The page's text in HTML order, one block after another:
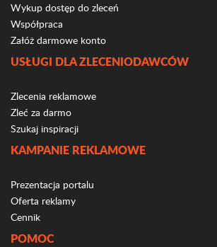
Wykup dostęp do zleceń
Współpraca
Załóż darmowe konto
USŁUGI DLA ZLECENIODAWCÓW
Zlecenia reklamowe
Zleć za darmo
Szukaj inspiracji
KAMPANIE REKLAMOWE
Prezentacja portalu
Oferta reklamy
Cennik
POMOC